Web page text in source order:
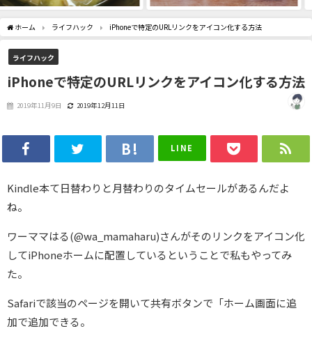
ホーム ライフハック iPhoneで特定のURLリンクをアイコン化する方法
ライフハック
iPhoneで特定のURLリンクをアイコン化する方法
2019年11月9日 2019年12月11日
LINE
Kindle本て日替わりと月替わりのタイムセールがあるんだよ
ね。
ワーママはる(@wa_mamaharu)さんがそのリンクをアイコン化
してiPhoneホームに配置しているということで私もやってみ
た。
Safariで該当のページを開いて共有ボタンで「ホーム画面に追
加で追加できる。